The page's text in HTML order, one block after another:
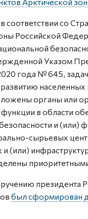
соответствии со
Российской
Указом
года № 645,
населенных
органы или
в области
и (или)
сырьевых
и (или)
президента
был сформирован